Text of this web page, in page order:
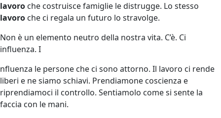
lavoro che costruisce famiglie le distrugge. Lo stesso
lavoro che ci regala un futuro lo stravolge.
Non è un elemento neutro della nostra vita. C’è. Ci
influenza. I
nfluenza le persone che ci sono attorno. Il lavoro ci rende
liberi e ne siamo schiavi. Prendiamone coscienza e
riprendiamoci il controllo. Sentiamolo come si sente la
faccia con le mani.